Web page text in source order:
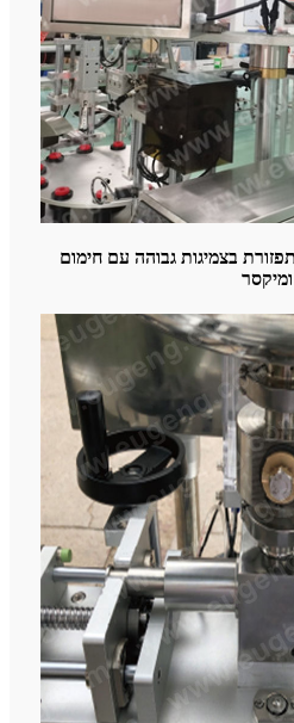
בצמיגות גבוהה עם חימום
ומיקסר